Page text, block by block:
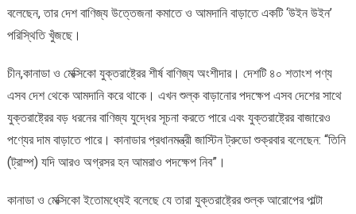
বলেছেন, তার দেশ বাণিজ্য উত্তেজনা কমাতে ও আমদানি বাড়াতে একটি ‘উইন উইন’
পরিস্থিতি খুঁজছে।
চীন,কানাডা ও মেক্সিকো যুক্তরাষ্ট্রের শীর্ষ বাণিজ্য অংশীদার। দেশটি ৪০ শতাংশ পণ্য
এসব দেশ থেকে আমদানি করে থাকে। এখন শুল্ক বাড়ানোর পদক্ষেপ এসব দেশের সাথে
যুক্তরাষ্ট্রের বড় ধরনের বাণিজ্য যুদ্ধের সূচনা করতে পারে এবং যুক্তরাষ্ট্রের বাজারেও
পণ্যের দাম বাড়াতে পারে। কানাডার প্রধানমন্ত্রী জাস্টিন ট্রুডো শুক্রবার বলেছেন: “তিনি
(ট্রাম্প) যদি আরও অগ্রসর হন আমরাও পদক্ষেপ নিব”।
কানাডা ও মেক্সিকো ইতোমধ্যেই বলেছে যে তারা যুক্তরাষ্ট্রের শুল্ক আরোপের পাল্টা